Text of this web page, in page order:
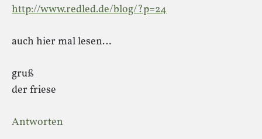
http://www.redled.de/blog/?p=24
auch hier mal lesen…
gruß
der friese
Antworten